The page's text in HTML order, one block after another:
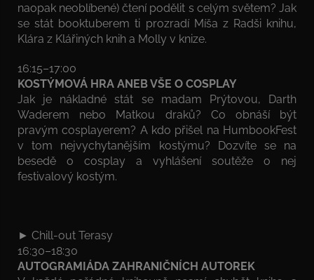
naopak neoblíbené) čtení podělit s celým světem? Jak
se stát booktuberem ti prozradí Míša z Radši knihu,
Klára z Klářiných knih a Molly v knize.
16:15–17:00
KOSTÝMOVÁ HRA ANEB VŠE O COSPLAY
Jak je nákladné stát se madam Prýtovou, Darth
Waderem nebo Matkou draků? Co obnáší být
pravým cosplayerem? A kdo přišel na HumbookFest
v tom nejvychytanějším kostýmu? Dozvíte se na
besedě o cosplay a vyhlášení soutěže o nej
festivalový kostým.
► Chill-out Terasy
16:30–18:30
AUTOGRAMIÁDA ZAHRANIČNÍCH AUTOREK